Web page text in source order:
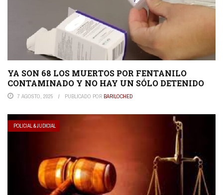
YA SON 68 LOS MUERTOS POR FENTANILO
CONTAMINADO Y NO HAY UN SÓLO DETENIDO
7 AGOSTO, 2025 PUBLICADO POR BARILOCHED
POLICIAL & JUDICIAL